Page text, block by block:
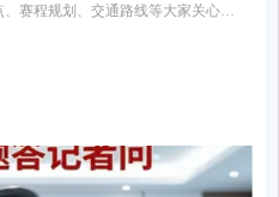
赛程规划、交通路线等大家关心的